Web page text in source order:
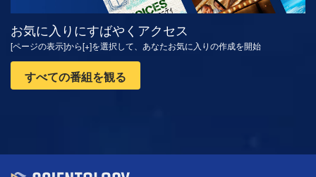
お気に入りにすばやくアクセス
[ページの表示]から[+]を選択して、あなたお気に入りの作成を開始
すべての番組を観る